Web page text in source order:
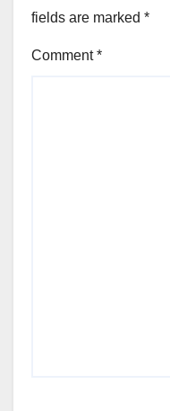
fields are marked *
Comment*